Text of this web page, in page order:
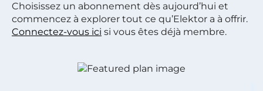
Choisissez un abonnement dès aujourd’hui et
commencez à explorer tout ce qu’Elektor a à offrir.
Connectez-vous ici si vous êtes déjà membre.